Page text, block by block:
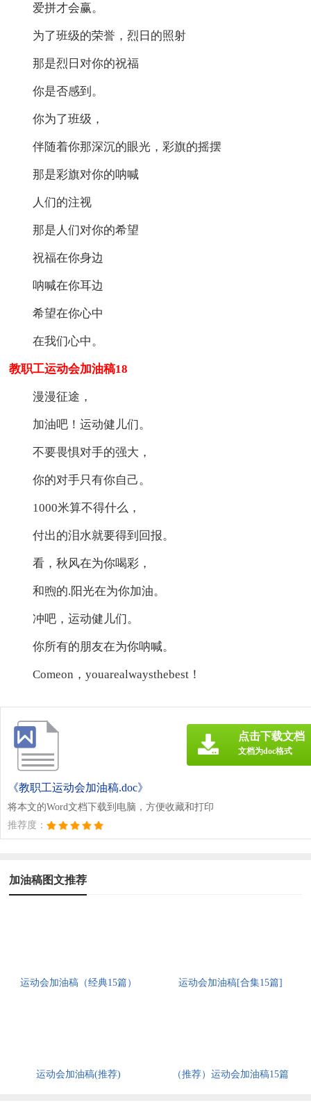
爱拼才会赢。
为了班级的荣誉，烈日的照射
那是烈日对你的祝福
你是否感到。
你为了班级，
伴随着你那深沉的眼光，彩旗的摇摆
那是彩旗对你的呐喊
人们的注视
那是人们对你的希望
祝福在你身边
呐喊在你耳边
希望在你心中
在我们心中。
教职工运动会加油稿18
漫漫征途，
加油吧！运动健儿们。
不要畏惧对手的强大，
你的对手只有你自己。
1000米算不得什么，
付出的泪水就要得到回报。
看，秋风在为你喝彩，
和煦的.阳光在为你加油。
冲吧，运动健儿们。
你所有的朋友在为你呐喊。
Comeon，youarealwaysthebest！
《教职工运动会加油稿.doc》
将本文的Word文档下载到电脑，方便收藏和打印
推荐度：
点击下载文档
文档为doc格式
加油稿图文推荐
运动会加油稿（经典15篇） 运动会加油稿[合集15篇]
运动会加油稿(推荐) （推荐）运动会加油稿15篇